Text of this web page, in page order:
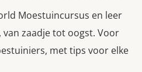
Moestuincursus en leer
zaadje tot oogst. Voor
met tips voor elke